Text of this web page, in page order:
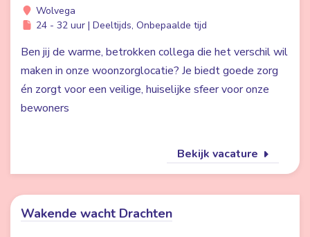
Wolvega
24 - 32 uur | Deeltijds, Onbepaalde tijd
Ben jij de warme, betrokken collega die het verschil wil
maken in onze woonzorglocatie? Je biedt goede zorg
én zorgt voor een veilige, huiselijke sfeer voor onze
bewoners
Bekijk vacature
Wakende wacht Drachten